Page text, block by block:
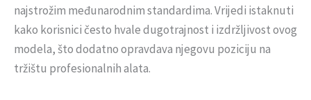
najstrožim međunarodnim standardima. Vrijedi istaknuti
kako korisnici često hvale dugotrajnost i izdržljivost ovog
modela, što dodatno opravdava njegovu poziciju na
tržištu profesionalnih alata.